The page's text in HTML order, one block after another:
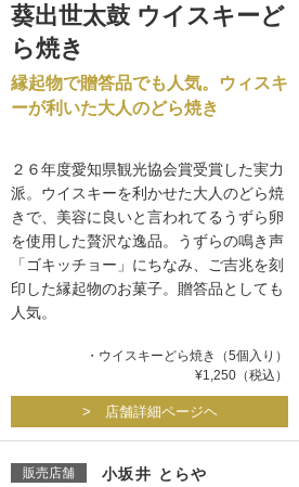
葵出世太鼓 ウイスキーど
ら焼き
縁起物で贈答品でも人気。ウィスキ
ーが利いた大人のどら焼き
２６年度愛知県観光協会賞受賞した実力
派。ウイスキーを利かせた大人のどら焼
きで、美容に良いと言われてるうずら卵
を使用した贅沢な逸品。うずらの鳴き声
「ゴキッチョー」にちなみ、ご吉兆を刻
印した縁起物のお菓子。贈答品としても
人気。
・ウイスキーどら焼き（5個入り）
¥1,250（税込）
> 店舗詳細ページヘ
販売店舗 小坂井 とらや